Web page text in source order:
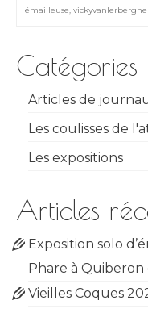
émailleuse, vickyvanlerberghe
Catégories
Articles de
Les coulisses de
Les expositions
Articles
Exposition solo
Phare à
Vieilles Coques